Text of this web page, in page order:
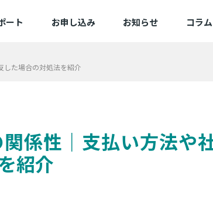
ート
確認済み端末一覧
お申し込み
変更お申し込み
お知らせ コラム
した場合の対処法を紹介
係性｜支払い方法や
紹介